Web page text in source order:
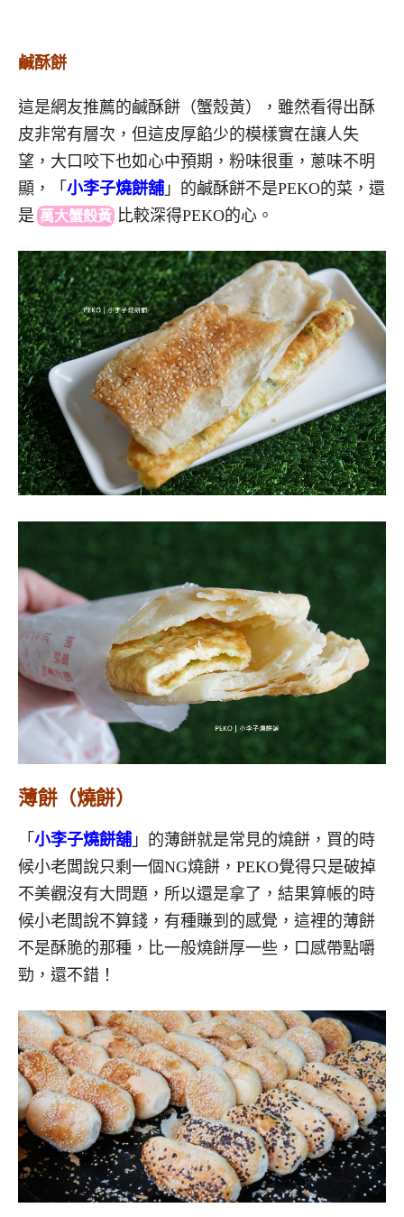
鹹酥餅
這是網友推薦的鹹酥餅（蟹殼黃），雖然看得出酥
皮非常有層次，但這皮厚餡少的模樣實在讓人失
望，大口咬下也如心中預期，粉味很重，蔥味不明
顯，「 小李子燒餅舖 」的鹹酥餅不是PEKO的菜，還
是 萬大蟹殼黃 比較深得PEKO的心。
薄餅（燒餅）
「 小李子燒餅舖 」的薄餅就是常見的燒餅，買的時
候小老闆說只剩一個NG燒餅，PEKO覺得只是破掉
不美觀沒有大問題，所以還是拿了，結果算帳的時
候小老闆說不算錢，有種賺到的感覺，這裡的薄餅
不是酥脆的那種，比一般燒餅厚一些，口感帶點嚼
勁，還不錯！